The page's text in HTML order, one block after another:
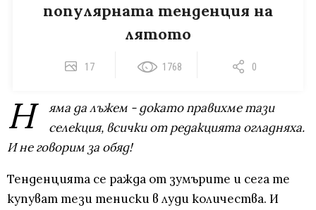
популярната тенденция на
лятото
17 1768 0
Н
яма да лъжем - докато правихме тази
селекция, всички от редакцията огладняха.
И не говорим за обяд!
Тенденцията се ражда от зумърите и сега те
купуват тези тениски в луди количества. И